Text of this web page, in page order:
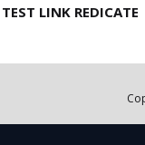
TEST LINK REDICATE